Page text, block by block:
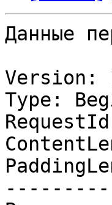
Данные
Version:
Type: